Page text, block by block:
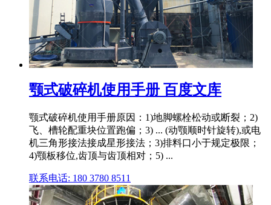
颚式破碎机使用手册 百度文库
颚式破碎机使用手册原因：1)地脚螺栓松动或断裂；2)
飞、槽轮配重块位置跑偏；3) ... (动颚顺时针旋转),或电
机三角形接法接成星形接法；3)排料口小于规定极限；
4)颚板移位,齿顶与齿顶相对；5) ...
联系电话: 180 3780 8511